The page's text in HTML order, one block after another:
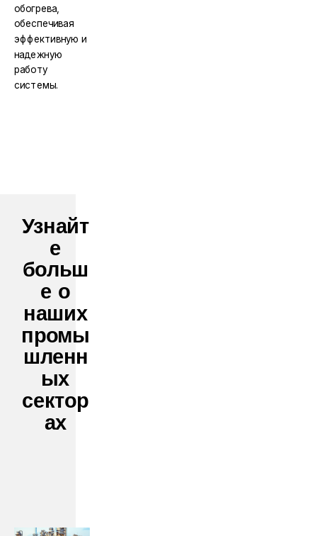
обогрева,
обеспечивая
эффективную и
надежную
работу
системы.
Узнайт
е
больш
е о
наших
промы
шленн
ых
сектор
ах